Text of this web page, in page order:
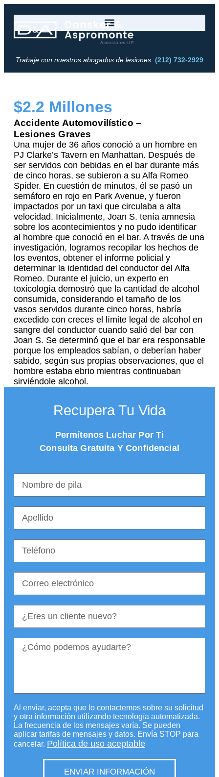
Trabaje con nuestros abogados de lesiones (212) 732-2929
$2.2 Millones
Accidente Automovilístico –
Lesiones Graves
Una mujer de 36 años conoció a un hombre en
PJ Clarke’s Tavern en Manhattan. Después de
ser servidos con bebidas en el bar durante más
de cinco horas, se subieron a su Alfa Romeo
Spider. En cuestión de minutos, él se pasó un
semáforo en rojo en Park Avenue, y fueron
impactados por un taxi que circulaba a alta
velocidad. Inicialmente, Joan S. tenía amnesia
sobre los acontecimientos y no pudo identificar
al hombre que conoció en el bar. A través de una
investigación, logramos recopilar los hechos de
los eventos, obtener el informe policial y
determinar la identidad del conductor del Alfa
Romeo. Durante el juicio, un experto en
toxicología demostró que la cantidad de alcohol
consumida, considerando el tamaño de los
vasos servidos durante cinco horas, habría
excedido con creces el límite legal de alcohol en
sangre del conductor cuando salió del bar con
Joan S. Se determinó que el bar era responsable
porque los empleados sabían, o deberían haber
sabido, según sus propias observaciones, que el
hombre estaba ebrio mientras continuaban
sirviéndole alcohol.
Recupera Tu Vida
Permítenos Luchar Por Ti
Consulta Gratuita Y Confidencial
Al enviar, acepta que lo contactemos sobre su solicitud
y otra información utilizando tecnología automatizada.
La frecuencia de los mensajes varía. Se pueden
aplicar tarifas de mensajes y datos. Envía STOP para
cancelar. Política de uso aceptable
ENVIAR INFORMACIÓN